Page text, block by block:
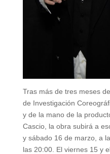
Tras más de tres meses
de Investigación
y de la mano de la
Cascio, la obra subirá a
y sábado 16 de marzo, a
las 20:00. El viernes 15 y